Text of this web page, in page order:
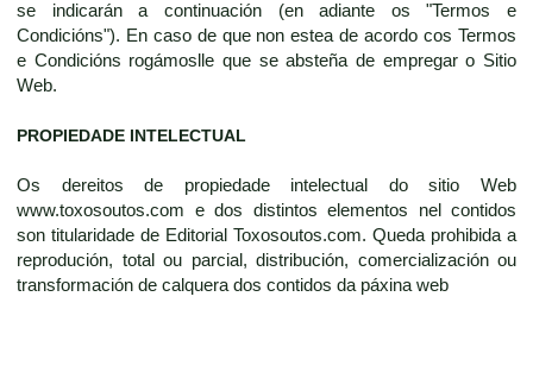
se indicarán a continuación (en adiante os "Termos e
Condicións"). En caso de que non estea de acordo cos Termos
e Condicións rogámoslle que se absteña de empregar o Sitio
Web.
PROPIEDADE INTELECTUAL
Os dereitos de propiedade intelectual do sitio Web
www.toxosoutos.com e dos distintos elementos nel contidos
son titularidade de Editorial Toxosoutos.com. Queda prohibida a
reprodución, total ou parcial, distribución, comercialización ou
transformación de calquera dos contidos da páxina web